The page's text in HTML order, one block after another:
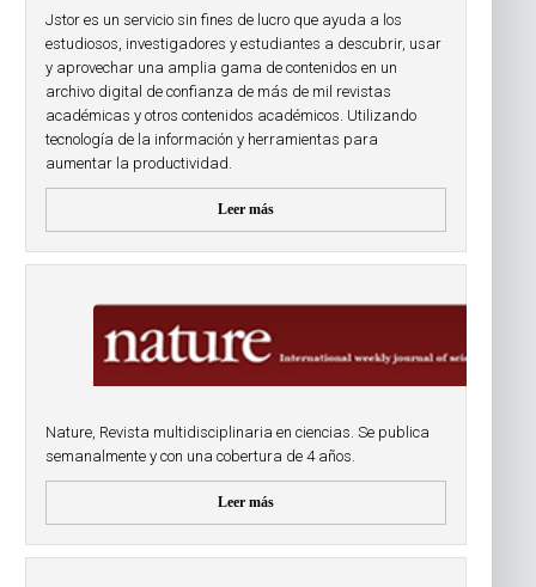
Jstor es un servicio sin fines de lucro que ayuda a los
estudiosos, investigadores y estudiantes a descubrir, usar
y aprovechar una amplia gama de contenidos en un
archivo digital de confianza de más de mil revistas
académicas y otros contenidos académicos. Utilizando
tecnología de la información y herramientas para
aumentar la productividad.
Leer más
Nature, Revista multidisciplinaria en ciencias. Se publica
semanalmente y con una cobertura de 4 años.
Leer más